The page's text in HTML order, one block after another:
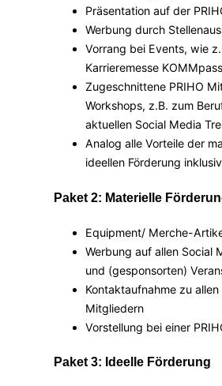
Präsentation auf der
Werbung durch
Vorrang bei Events, wie
Karrieremesse KOMMpass
Zugeschnittene PRIHO
Workshops, z.B. zum
aktuellen Social Media
Analog alle Vorteile der
ideellen Förderung
Paket 2: Materielle
Equipment/ Merche-
Werbung auf allen Social
und (gesponsorten)
Kontaktaufnahme zu allen
Mitgliedern
Vorstellung bei einer
Paket 3: Ideelle Förderung